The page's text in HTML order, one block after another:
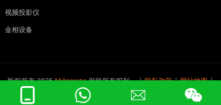
视频投影仪
金相设备
版权所有 2025Mikrosize保留所有权利。 |隐私政策|网站地图|
皖ICP备2024055428号-1